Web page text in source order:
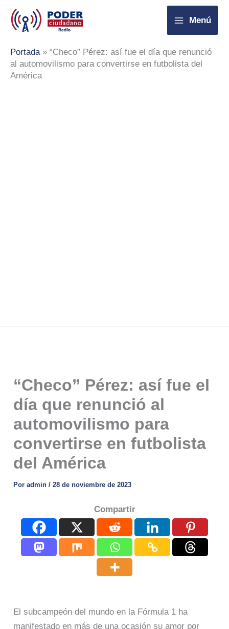
contenido
Menú
Portada» “Checo” Pérez: así fue el día que renunció
al automovilismo para convertirse en futbolista del
América
“Checo” Pérez: así fue el
día que renunció al
automovilismo para
convertirse en futbolista
del América
Poradmin/28 de noviembre de 2023
Compartir
El subcampeón del mundo en la Fórmula 1 ha
manifestado en más de una ocasión su amor por